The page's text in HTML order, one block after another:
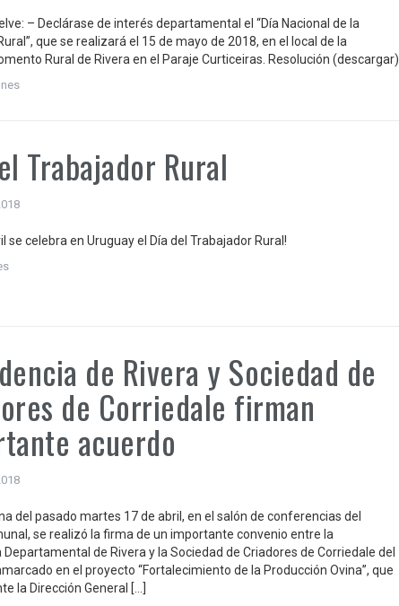
– Declárase de interés departamental el “Día Nacional de la
que se realizará el 15 de mayo de 2018, en el local de la
Rural de Rivera en el Paraje Curticeiras. Resolución (descargar)
Trabajador Rural
se celebra en Uruguay el Día del Trabajador Rural!
de Rivera y Sociedad de
de Corriedale firman
acuerdo
del pasado martes 17 de abril, en el salón de conferencias del
se realizó la firma de un importante convenio entre la
Departamental de Rivera y la Sociedad de Criadores de Corriedale del
en el proyecto “Fortalecimiento de la Producción Ovina”, que
la Dirección General […]